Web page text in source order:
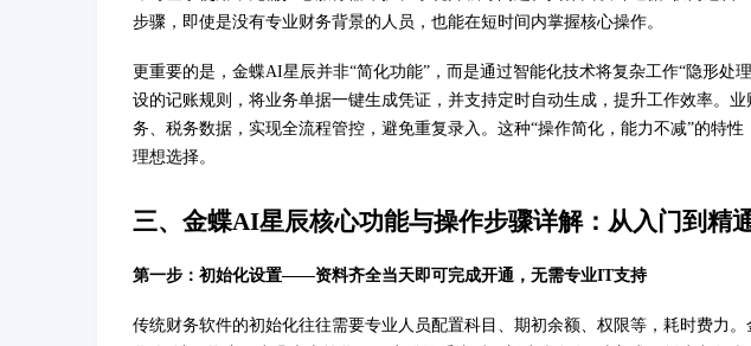
步骤，即使是没有专业财务背景的人员，也能在短时间内掌握核心操作。
更重要的是，金蝶AI星辰并非“简化功能”，而是通过智能化技术将复杂工作“隐形处
设的记账规则，将业务单据一键生成凭证，并支持定时自动生成，提升工作效率。
务、税务数据，实现全流程管控，避免重复录入。这种“操作简化，能力不减”的特
理想选择。
三、金蝶AI星辰核心功能与操作步骤详解：从入门到精
第一步：初始化设置——资料齐全当天即可完成开通，无需专业IT支持
传统财务软件的初始化往往需要专业人员配置科目、期初余额、权限等，耗时费力